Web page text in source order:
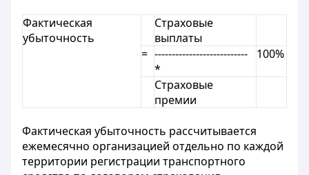
Фактическая
убыточность
Страховые
выплаты
= ---------------------------
*
100%
Страховые
премии
Фактическая убыточность рассчитывается
ежемесячно организацией отдельно по каждой
территории регистрации транспортного